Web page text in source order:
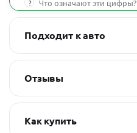
? Что означают эти цифры?
Подходит к авто
Отзывы
Как купить